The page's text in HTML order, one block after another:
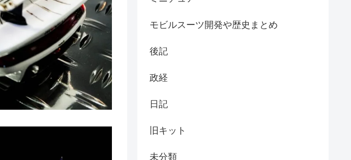
モビルスーツ開発や歴史まとめ
後記
政経
日記
旧キット
未分類